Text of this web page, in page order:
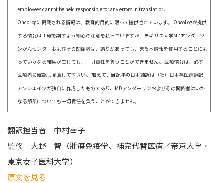
employees cannot be held responsible for any errors in translation.
OncoLogに掲載される情報は、教育的目的に限って提供されています。 OncoLogが提供
する情報は正確を期すよう細心の注意を払っていますが、テキサス大学MDアンダーソ
ンがんセンターおよびその関係者は、誤りがあっても、また本情報を使用することによ
っていかなる結果が生じても、一切責任を負うことができません。 医療情報は、必ず
医療者に確認し見直して下さい。 加えて、当記事の日本語訳は（社）日本癌医療翻訳
アソシエイツが独自に作成したものであり、MDアンダーソンおよびその関係者はいか
なる誤訳についても一切責任を負うことができません。
翻訳担当者 中村幸子
監修 大野 智（腫瘍免疫学、補完代替医療／帝京大学・
東京女子医科大学）
原文を見る